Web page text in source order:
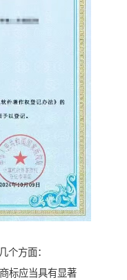
个方面：
标应当具有显著